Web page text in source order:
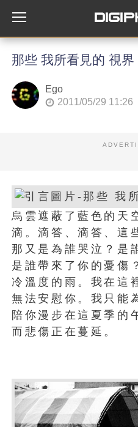
那些 我所看見的 視界
Ego
2011/05/29 11:26
烏雲遮蔽了藍色的天
滴。滴答、滴答、這
那又是為誰哭泣？是
是誰帶來了你的憂傷
冷溫度的雨。我在這
無法安慰你。我只能
陪你漫步在這夏季的
而悲傷正在蔓延。